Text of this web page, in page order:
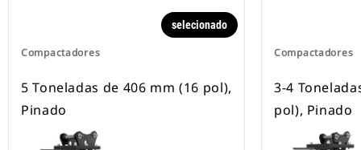
Compactadores
selecionado
5 Toneladas de 406 mm (16 pol),
Pinado
Compactadores
3-4
pol), Pinado